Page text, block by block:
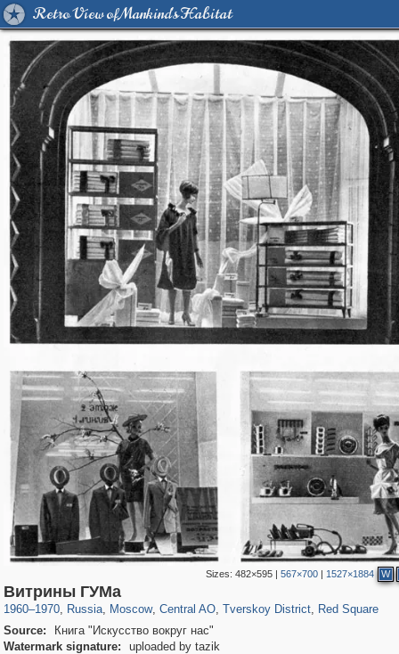
Retro View of Mankind's Habitat
Sizes: 482×595| 567×700| 1527×1884 W
Витрины ГУМа
1960–1970, Russia
1,405,755
, Moscow
319,716 8,286
, Central AO
159,930
, Tverskoy District, Red Square
Source:
Книга "Искусство вокруг нас"
Watermark signature:
uploaded by tazik